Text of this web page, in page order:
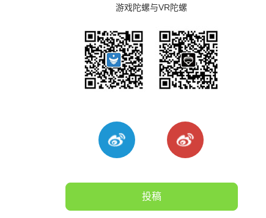
游戏陀螺与VR陀螺
投稿